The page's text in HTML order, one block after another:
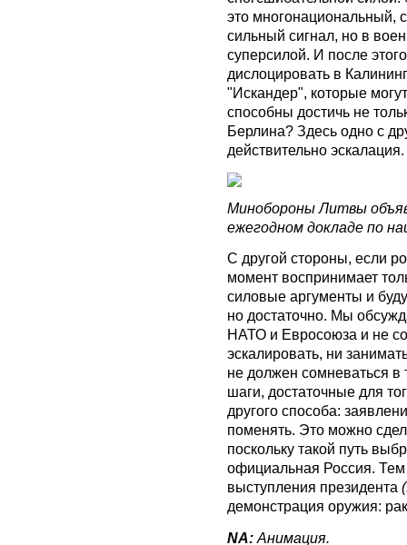
это многонациональный,
сильный сигнал, но в
суперсилой. И после
дислоцировать в
"Искандер", которые
способны достичь не
Берлина? Здесь одно с
действительно эскалация.
Минобороны Литвы
ежегодном докладе по
С другой стороны, если
момент воспринимает
силовые аргументы и
но достаточно. Мы
НАТО и Евросоюза и не
эскалировать, ни
не должен сомневаться
шаги, достаточные для
другого способа:
поменять. Это можно
поскольку такой путь
официальная Россия. Тем
выступления президента
демонстрация оружия:
NA: Анимация.